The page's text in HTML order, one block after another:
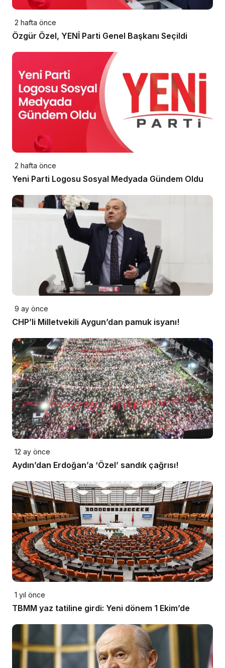
2 hafta önce
Özgür Özel, YENİ Parti Genel Başkanı Seçildi
2 hafta önce
Yeni Parti Logosu Sosyal Medyada Gündem Oldu
9 ay önce
CHP’li Milletvekili Aygun’dan pamuk isyanı!
12 ay önce
Aydın’dan Erdoğan’a ‘Özel’ sandık çağrısı!
1 yıl önce
TBMM yaz tatiline girdi: Yeni dönem 1 Ekim’de